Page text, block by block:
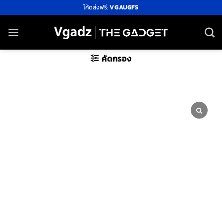
ไป
ยัง
โค้ดส่งฟรี:VGAUGFS
คัดกรอง